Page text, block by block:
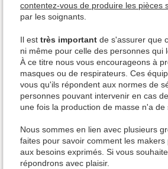
contentez-vous de produire les pièces
par les soignants.
Il est très important de s'assurer que
ni même pour celle des personnes qui
À ce titre nous vous encourageons à
masques ou de respirateurs. Ces
vous qu'ils répondent aux normes de
personnes pouvant intervenir en cas
une fois la production de masse n'a
Nous sommes en lien avec plusieurs
faites pour savoir comment les
aux besoins exprimés. Si vous
répondrons avec plaisir.